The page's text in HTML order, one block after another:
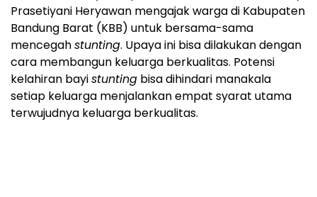
Prasetiyani Heryawan mengajak warga di Kabupaten
Bandung Barat (KBB) untuk bersama-sama
mencegahstunting. Upaya ini bisa dilakukan dengan
cara membangun keluarga berkualitas. Potensi
kelahiran bayistunting bisa dihindari manakala
setiap keluarga menjalankan empat syarat utama
terwujudnya keluarga berkualitas.